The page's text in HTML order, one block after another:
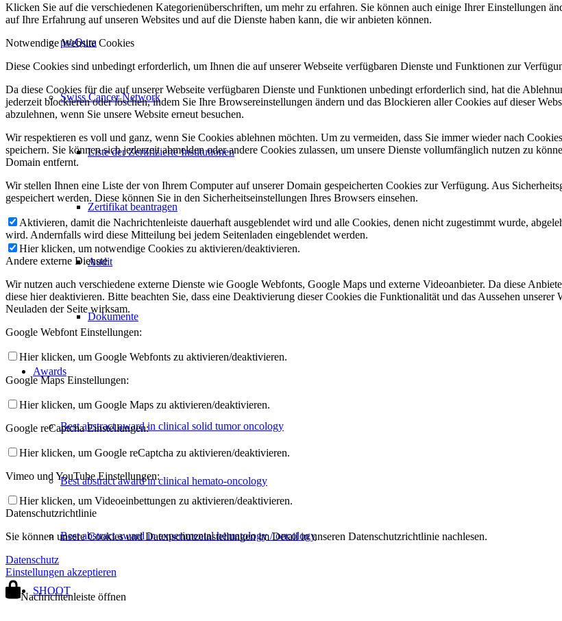
proQura
Swiss Cancer Network
Liste der Zertifizierte Institutionen
Zertifikat beantragen
Audit
Dokumente
Awards
Best abstract award in clinical solid tumor oncology
Best abstract award in clinical hemato-oncology
Best abstract award in experimental hematology / oncology
SHOOT
Klicken Sie auf die verschiedenen Kategorienüberschriften, um mehr zu erfahren. Sie können auch einige Ihrer Einstellungen
auf Ihre Erfahrung auf unseren Websites und auf die Dienste haben kann, die wir anbieten können.
Notwendige Website Cookies
Diese Cookies sind unbedingt erforderlich, um Ihnen die auf unserer Webseite verfügbaren Dienste und Funktionen zur
Da diese Cookies für die auf unserer Webseite verfügbaren Dienste und Funktionen unbedingt erforderlich sind, hat die
jederzeit blockieren oder löschen, indem Sie Ihre Browsereinstellungen ändern und das Blockieren aller Cookies auf dieser
abzulehnen, wenn Sie unsere Website erneut besuchen.
Wir respektieren es voll und ganz, wenn Sie Cookies ablehnen möchten. Um zu vermeiden, dass Sie immer wieder nach
speichern. Sie können sich jederzeit abmelden oder andere Cookies zulassen, um unsere Dienste vollumfänglich nutzen zu
Domain entfernt.
Wir stellen Ihnen eine Liste der von Ihrem Computer auf unserer Domain gespeicherten Cookies zur Verfügung. Aus
gespeichert werden. Diese können Sie in den Sicherheitseinstellungen Ihres Browsers einsehen.
Aktivieren, damit die Nachrichtenleiste dauerhaft ausgeblendet wird und alle Cookies, denen nicht zugestimmt wurde,
wird. Andernfalls wird diese Mitteilung bei jedem Seitenladen eingeblendet werden.
Hier klicken, um notwendige Cookies zu aktivieren/deaktivieren.
Andere externe Dienste
Wir nutzen auch verschiedene externe Dienste wie Google Webfonts, Google Maps und externe Videoanbieter. Da diese
diese hier deaktivieren. Bitte beachten Sie, dass eine Deaktivierung dieser Cookies die Funktionalität und das Aussehen
Neuladen der Seite wirksam.
Google Webfont Einstellungen:
Hier klicken, um Google Webfonts zu aktivieren/deaktivieren.
Google Maps Einstellungen:
Hier klicken, um Google Maps zu aktivieren/deaktivieren.
Google reCaptcha Einstellungen:
Hier klicken, um Google reCaptcha zu aktivieren/deaktivieren.
Vimeo und YouTube Einstellungen:
Hier klicken, um Videoeinbettungen zu aktivieren/deaktivieren.
Datenschutzrichtlinie
Sie können unsere Cookies und Datenschutzeinstellungen im Detail in unseren Datenschutzrichtlinie nachlesen.
Datenschutz
Einstellungen akzeptieren
Nachrichtenleiste öffnen